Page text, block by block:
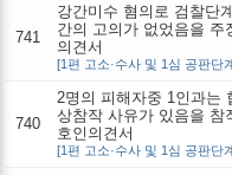
741
강간미수 혐의로 검찰단
간의 고의가 없었음을 주
의견서
[1편 고소·수사 및 1심 공판단
740
2명의 피해자중 1인과는
상참작 사유가 있음을 참
호인의견서
[1편 고소·수사 및 1심 공판단